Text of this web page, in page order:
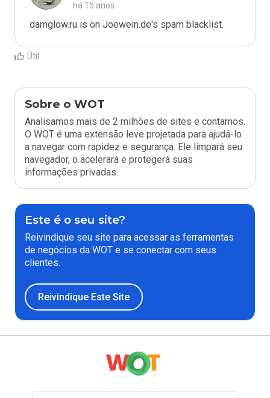
há 15 anos
damglow.ru is on Joewein.de's spam blacklist.
Útil
Sobre o WOT
Analisamos mais de 2 milhões de sites e contamos.
O WOT é uma extensão leve projetada para ajudá-lo
a navegar com rapidez e segurança. Ele limpará seu
navegador, o acelerará e protegerá suas
informações privadas.
Este é o seu site?
Reivindique seu site para acessar as ferramentas
de negócios da WOT e se conectar com seus
clientes.
Reivindique Este Site